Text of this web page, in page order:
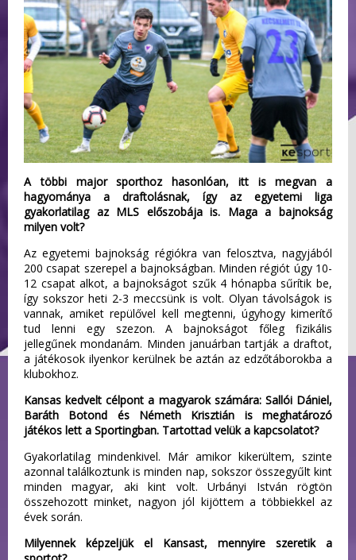
A többi major sporthoz hasonlóan, itt is megvan a
hagyománya a draftolásnak, így az egyetemi liga
gyakorlatilag az MLS előszobája is. Maga a bajnokság
milyen volt?
Az egyetemi bajnokság régiókra van felosztva, nagyjából
200 csapat szerepel a bajnokságban. Minden régiót úgy 10-
12 csapat alkot, a bajnokságot szűk 4 hónapba sűrítik be,
így sokszor heti 2-3 meccsünk is volt. Olyan távolságok is
vannak, amiket repülővel kell megtenni, úgyhogy kimerítő
tud lenni egy szezon. A bajnokságot főleg fizikális
jellegűnek mondanám. Minden januárban tartják a draftot,
a játékosok ilyenkor kerülnek be aztán az edzőtáborokba a
klubokhoz.
Kansas kedvelt célpont a magyarok számára: Sallói Dániel,
Baráth Botond és Németh Krisztián is meghatározó
játékos lett a Sportingban. Tartottad velük a kapcsolatot?
Gyakorlatilag mindenkivel. Már amikor kikerültem, szinte
azonnal találkoztunk is minden nap, sokszor összegyűlt kint
minden magyar, aki kint volt. Urbányi István rögtön
összehozott minket, nagyon jól kijöttem a többiekkel az
évek során.
Milyennek képzeljük el Kansast, mennyire szeretik a